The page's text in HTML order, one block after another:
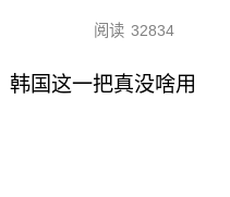
阅读 32834
韩国这一把真没啥用